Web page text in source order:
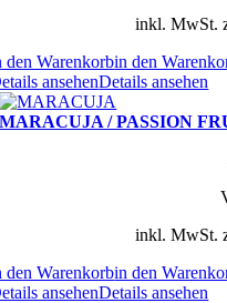
inkl. MwSt.
den Warenkorbin den
ansehenDetails ansehen
MARACUJA / PASSION
inkl. MwSt.
den Warenkorbin den
ansehenDetails ansehen